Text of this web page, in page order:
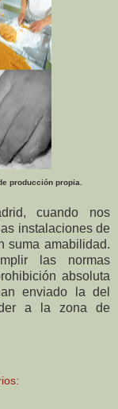
producción propia.
cuando nos
instalaciones de
suma amabilidad.
las normas
absoluta
enviado la del
a la zona de